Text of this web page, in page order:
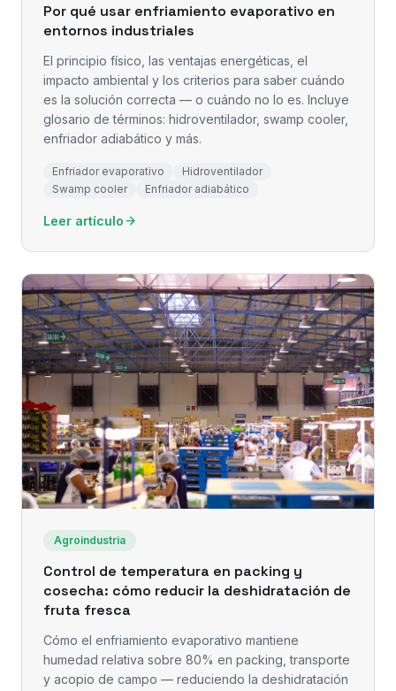
Por qué usar enfriamiento evaporativo en
entornos industriales
El principio físico, las ventajas energéticas, el
impacto ambiental y los criterios para saber cuándo
es la solución correcta — o cuándo no lo es. Incluye
glosario de términos: hidroventilador, swamp cooler,
enfriador adiabático y más.
Enfriador evaporativo
Hidroventilador
Swamp cooler
Enfriador adiabático
Leer artículo
Agroindustria
Control de temperatura en packing y
cosecha: cómo reducir la deshidratación de
fruta fresca
Cómo el enfriamiento evaporativo mantiene
humedad relativa sobre 80% en packing, transporte
y acopio de campo — reduciendo la deshidratación